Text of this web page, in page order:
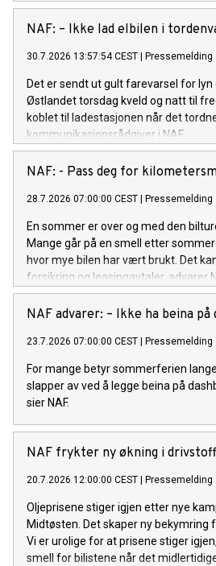
NAF: – Ikke lad elbilen i
30.7.2026 13:57:54 CEST Pressemelding
Det er sendt ut gult farevarsel for
Østlandet torsdag kveld og natt til
koblet til ladestasjonen når det
kommunikasjonsrådgiver i NAF.
NAF: - Pass deg for
28.7.2026 07:00:00 CEST Pressemelding
En sommer er over og med den
Mange går på en smell etter
hvor mye bilen har vært brukt. Det
forsikring og leasingavtaler, advarer
NAF advarer: – Ikke ha beina på
23.7.2026 07:00:00 CEST Pressemelding
For mange betyr sommerferien
slapper av ved å legge beina på
sier NAF.
NAF frykter ny økning i
20.7.2026 12:00:00 CEST Pressemelding
Oljeprisene stiger igjen etter nye
Midtøsten. Det skaper ny
Vi er urolige for at prisene stiger
smell for bilistene når det